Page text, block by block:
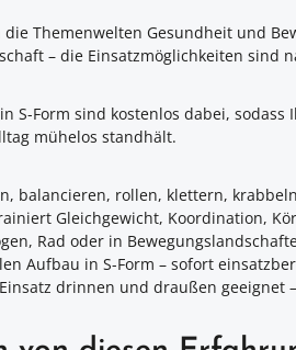
Themenwelten Gesundheit und
– die Einsatzmöglichkeiten sind
S-Form sind kostenlos dabei,
mühelos standhält.
balancieren, rollen, klettern,
Gleichgewicht, Koordination,
Rad oder in
Aufbau in S-Form – sofort
drinnen und draußen geeignet